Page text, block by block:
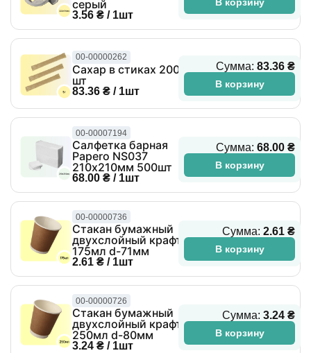
серый
3.56 ₴ / 1шт
00-00000262
Сахар в стиках 200
шт
83.36 ₴ / 1шт
Сумма: 83.36 ₴
В корзину
00-00007194
Салфетка барная
Papero NS037
210х210мм 500шт
68.00 ₴ / 1шт
Сумма: 68.00 ₴
В корзину
00-00000736
Стакан бумажный
двухслойный крафт
175мл d-71мм
2.61 ₴ / 1шт
Сумма: 2.61 ₴
В корзину
00-00000726
Стакан бумажный
двухслойный крафт
250мл d-80мм
3.24 ₴ / 1шт
Сумма: 3.24 ₴
В корзину